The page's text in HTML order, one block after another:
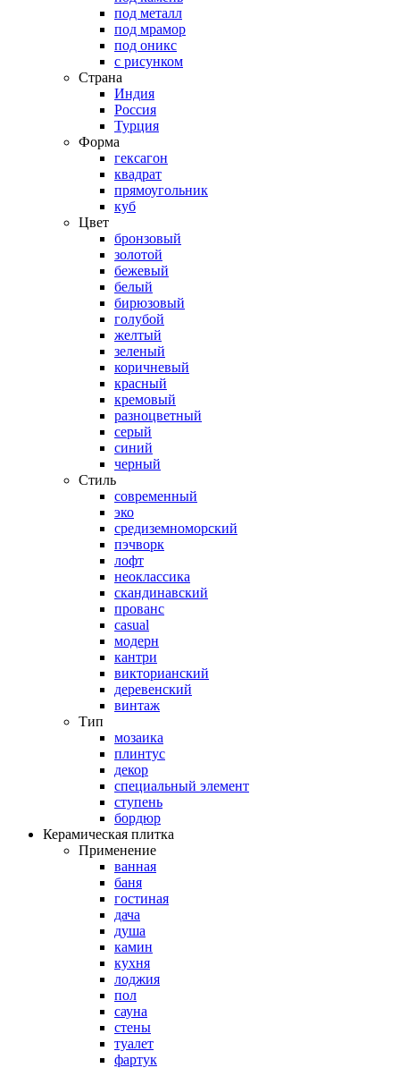
под металл
под мрамор
под оникс
с рисунком
Страна
Индия
Россия
Турция
Форма
гексагон
квадрат
прямоугольник
куб
Цвет
бронзовый
золотой
бежевый
белый
бирюзовый
голубой
желтый
зеленый
коричневый
красный
кремовый
разноцветный
серый
синий
черный
Стиль
современный
эко
средиземноморский
пэчворк
лофт
неоклассика
скандинавский
прованс
casual
модерн
кантри
викторианский
деревенский
винтаж
Тип
мозаика
плинтус
декор
специальный элемент
ступень
бордюр
Керамическая плитка
Применение
ванная
баня
гостиная
дача
душа
камин
кухня
лоджия
пол
сауна
стены
туалет
фартук